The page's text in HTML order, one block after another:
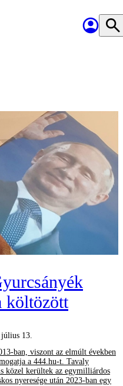
költözött
13.
ban, viszont az elmúlt években
a 444.hu-t. Tavaly
közel kerültek az egymilliárdos
nyeresége után 2023-ban egy